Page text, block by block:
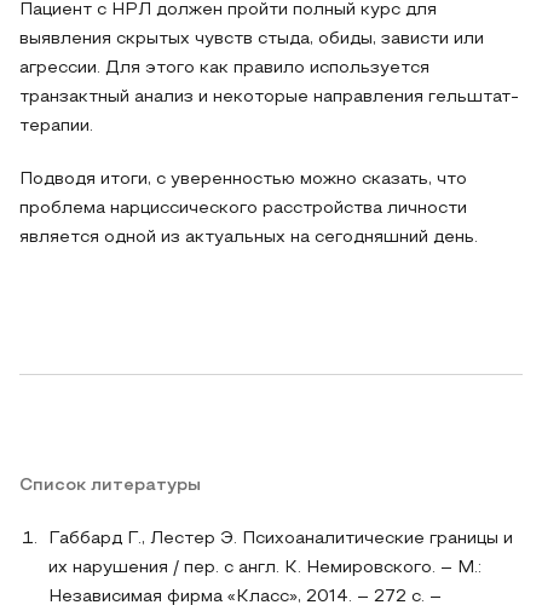
Пациент с НРЛ должен пройти полный курс для
выявления скрытых чувств стыда, обиды, зависти или
агрессии. Для этого как правило используется
транзактный анализ и некоторые направления гельштат-
терапии.
Подводя итоги, с уверенностью можно сказать, что
проблема нарциссического расстройства личности
является одной из актуальных на сегодняшний день.
Список литературы
Габбард Г., Лестер Э. Психоаналитические границы и
их нарушения / пер. с англ. К. Немировского. – М.:
Независимая фирма «Класс», 2014. – 272 с. –